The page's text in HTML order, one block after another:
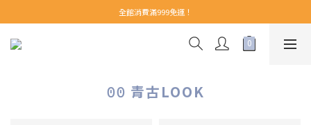
【 Welcome 】新會員首購即享免運！(至領券中心領取)
全館消費滿999免運！
【 Welcome 】新會員首購即享免運！(至領券中心領取)
ꏿꏿ 青古LOOK